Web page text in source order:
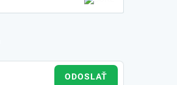
ODOSLAŤ